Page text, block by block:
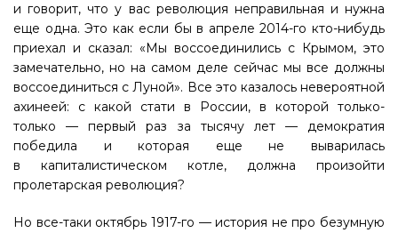
и говорит, что у вас революция неправильная и нужна
еще одна. Это как если бы в апреле 2014-го кто-нибудь
приехал и сказал: «Мы воссоединились с Крымом, это
замечательно, но на самом деле сейчас мы все должны
воссоединиться с Луной». Все это казалось невероятной
ахинеей: с какой стати в России, в которой только-
только — первый раз за тысячу лет — демократия
победила и которая еще не выварилась
в капиталистическом котле, должна произойти
пролетарская революция?
Но все-таки октябрь 1917-го — история не про безумную